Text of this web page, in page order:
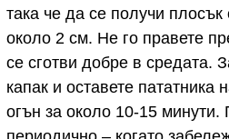
така че да се получи
около 2 см. Не го правете
се сготви добре в средата.
капак и оставете пататника
огън за около 10-15 минути.